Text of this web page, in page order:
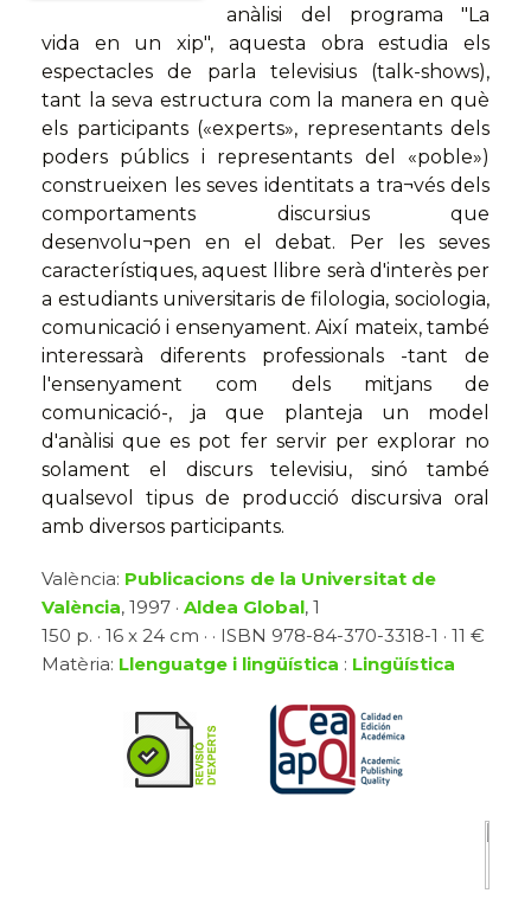
anàlisi del programa "La
vida en un xip", aquesta obra estudia els
espectacles de parla televisius (talk-shows),
tant la seva estructura com la manera en què
els participants («experts», representants dels
poders públics i representants del «poble»)
construeixen les seves identitats a tra¬vés dels
comportaments discursius que
desenvolu¬pen en el debat. Per les seves
característiques, aquest llibre serà d'interès per
a estudiants universitaris de filologia, sociologia,
comunicació i ensenyament. Així mateix, també
interessarà diferents professionals -tant de
l'ensenyament com dels mitjans de
comunicació-, ja que planteja un model
d'anàlisi que es pot fer servir per explorar no
solament el discurs televisiu, sinó també
qualsevol tipus de producció discursiva oral
amb diversos participants.
València: Publicacions de la Universitat de
València, 1997 · Aldea Global, 1
150 p. · 16 x 24 cm · · ISBN 978-84-370-3318-1 · 11 €
Matèria: Llenguatge i lingüística : Lingüística